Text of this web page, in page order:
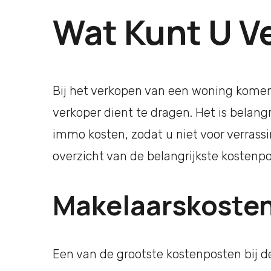
Wat Kunt U
Bij het verkopen van een woning
verkoper dient te dragen. Het is
immo kosten, zodat u niet voor
overzicht van de belangrijkste
Een van de grootste kostenposten bij